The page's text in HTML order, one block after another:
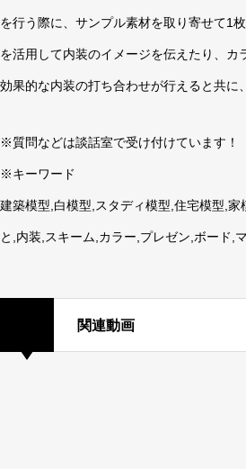
を行う際に、サンプル素材を取り寄せて1
を活用して内装のイメージを伝えたり、
効果的な内装の打ち合わせが行えると共
※質問などは談話室で受け付けています！
※キーワード
建築模型,白模型,スタディ模型,住宅模型,
と,内装,スキーム,カラー,プレゼン,ボード,
関連動画